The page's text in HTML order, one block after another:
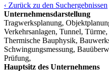
‹ Zurück zu den Suchergebnissen
Unternehmensdarstellung
Tragwerksplanung,
Verkehrsanlagen, Tunnel,
Thermische Bauphysik,
Schwingungsmessung,
Prüfung,
Hauptsitz des Unternehmens